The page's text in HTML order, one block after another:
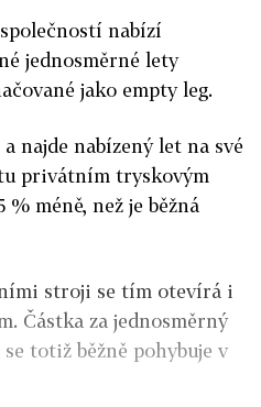
nabízí
jednosměrné lety
jako empty leg.
najde nabízený let na své
privátním tryskovým
méně, než je běžná
stroji se tím otevírá i
Částka za jednosměrný
totiž běžně pohybuje v